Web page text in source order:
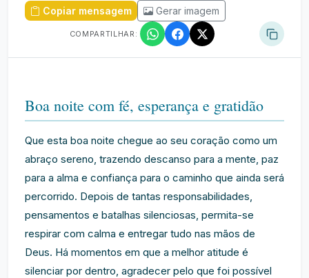
Copiar mensagem Gerar imagem
COMPARTILHAR:
Boa noite com fé, esperança e gratidão
Que esta boa noite chegue ao seu coração como um
abraço sereno, trazendo descanso para a mente, paz
para a alma e confiança para o caminho que ainda será
percorrido. Depois de tantas responsabilidades,
pensamentos e batalhas silenciosas, permita-se
respirar com calma e entregar tudo nas mãos de
Deus. Há momentos em que a melhor atitude é
silenciar por dentro, agradecer pelo que foi possível